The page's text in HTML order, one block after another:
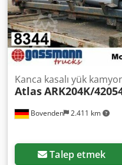
Bovenden 2.411 km
Kanca kasalı yük
AtlasARK204K/
Talep etmek